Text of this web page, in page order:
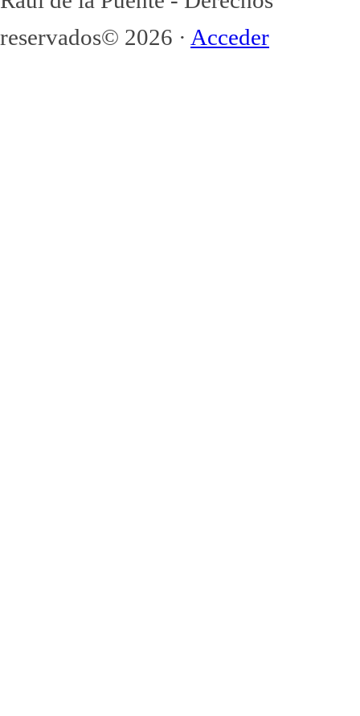
reservados© 2026 · Acceder